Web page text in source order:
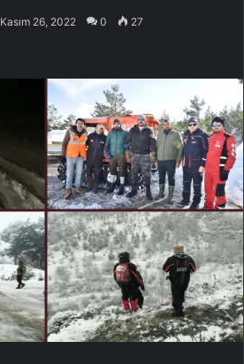
Kasım 26, 2022 0 27